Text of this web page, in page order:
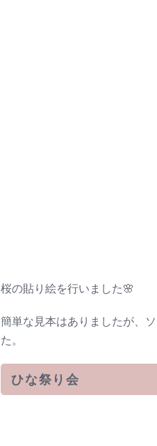
桜の貼り絵を行いました🌸
簡単な見本はありましたが、
た。
ひな祭り会